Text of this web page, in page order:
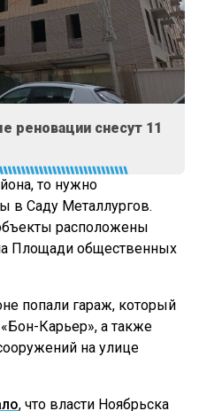
реновации снесут 11
то нужно
в Саду Металлургов.
расположены
Площади общественных
попали гараж, который
Карьер», а также
на улице
, что власти Ноябрьска